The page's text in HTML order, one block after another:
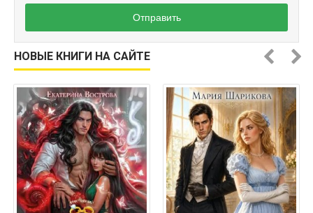
Отправить
НОВЫЕ КНИГИ НА САЙТЕ